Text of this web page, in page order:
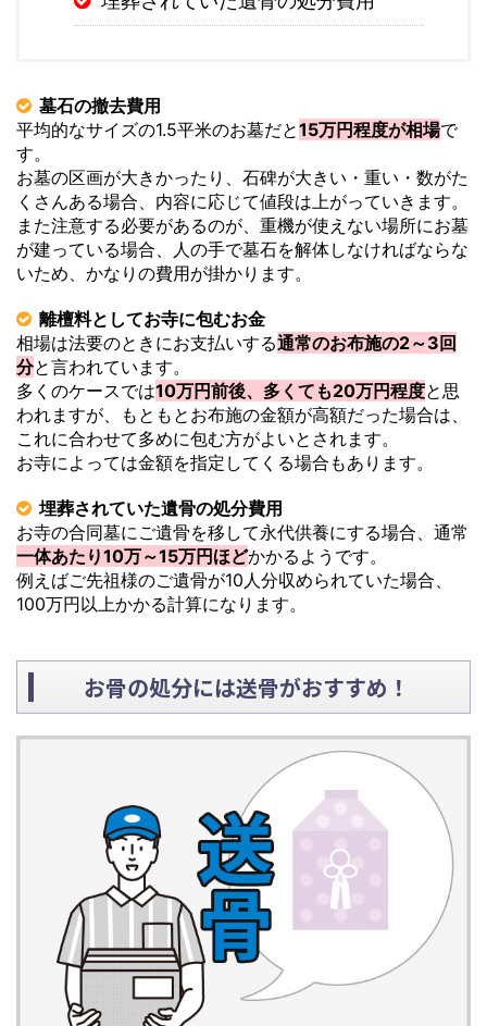
墓石の撤去費用
平均的なサイズの1.5平米のお墓だと15万円程度が相場で
す。
お墓の区画が大きかったり、石碑が大きい・重い・数がた
くさんある場合、内容に応じて値段は上がっていきます。
また注意する必要があるのが、重機が使えない場所にお墓
が建っている場合、人の手で墓石を解体しなければならな
いため、かなりの費用が掛かります。
離檀料としてお寺に包むお金
相場は法要のときにお支払いする通常のお布施の2～3回
分と言われています。
多くのケースでは10万円前後、多くても20万円程度と思
われますが、もともとお布施の金額が高額だった場合は、
これに合わせて多めに包む方がよいとされます。
お寺によっては金額を指定してくる場合もあります。
埋葬されていた遺骨の処分費用
お寺の合同墓にご遺骨を移して永代供養にする場合、通常
一体あたり10万～15万円ほどかかるようです。
例えばご先祖様のご遺骨が10人分収められていた場合、
100万円以上かかる計算になります。
お骨の処分には送骨がおすすめ！